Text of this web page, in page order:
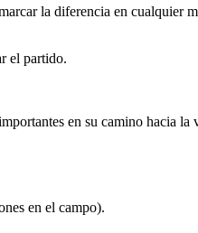
la diferencia en cualquier
el partido.
en su camino hacia la
en el campo).